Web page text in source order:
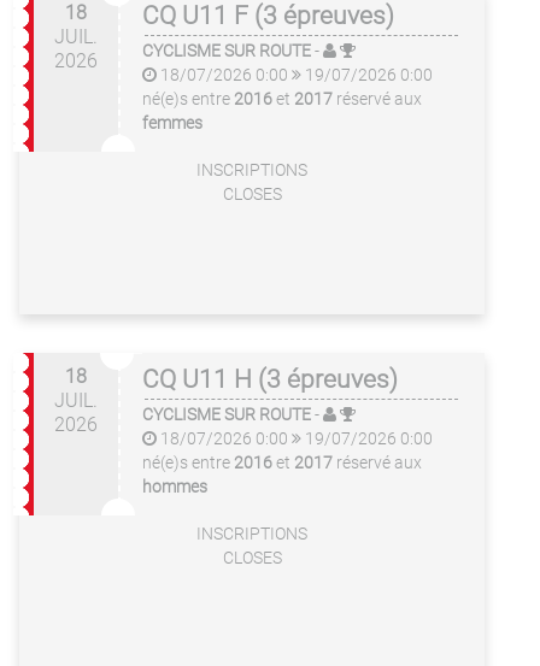
18
JUIL.
2026
CQ U11 F (3 épreuves)
CYCLISME SUR ROUTE-
18/07/2026 0:00
19/07/2026 0:00
né(e)s entre 2016et 2017 réservé aux
femmes
INSCRIPTIONS
CLOSES
18
JUIL.
2026
CQ U11 H (3 épreuves)
CYCLISME SUR ROUTE-
18/07/2026 0:00
19/07/2026 0:00
né(e)s entre 2016et 2017 réservé aux
hommes
INSCRIPTIONS
CLOSES